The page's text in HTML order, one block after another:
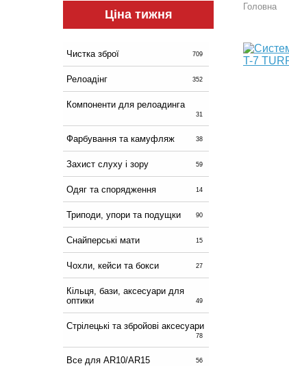
Ціна тижня
Чистка зброї 709
Релоадінг 352
Компоненти для релоадинга
31
Фарбування та камуфляж 38
Захист слуху і зору 59
Одяг та спорядження 14
Триподи, упори та подущки 90
Снайперські мати 15
Чохли, кейси та бокси 27
Кільця, бази, аксесуари для
оптики
49
Стрілецькі та збройові аксесуари
78
Все для AR10/AR15 56
Головна